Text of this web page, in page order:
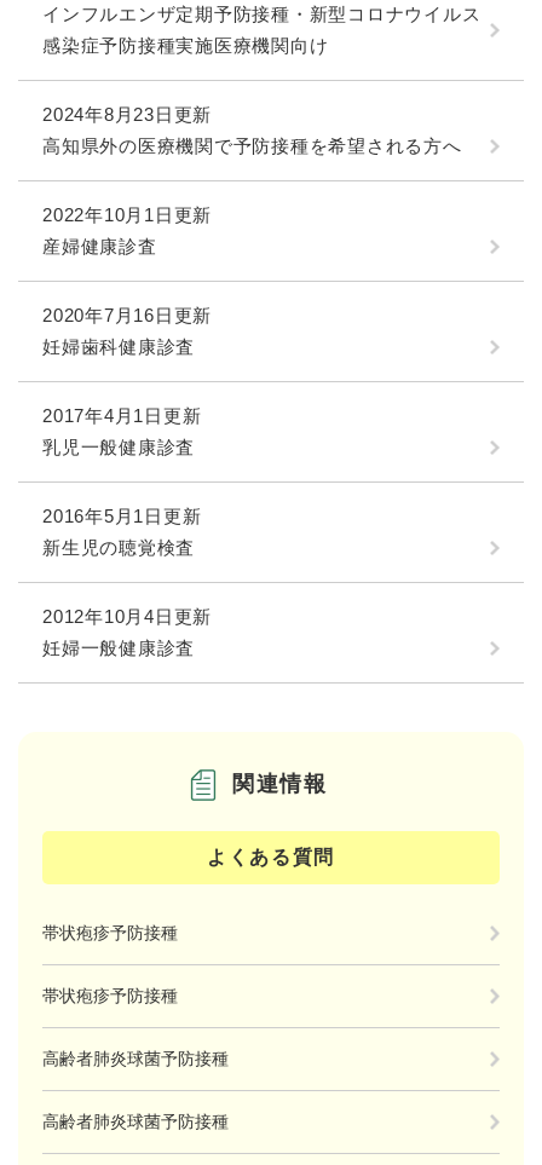
インフルエンザ定期予防接種・新型コロナウイルス
感染症予防接種実施医療機関向け
2024年8月23日更新
高知県外の医療機関で予防接種を希望される方へ
2022年10月1日更新
産婦健康診査
2020年7月16日更新
妊婦歯科健康診査
2017年4月1日更新
乳児一般健康診査
2016年5月1日更新
新生児の聴覚検査
2012年10月4日更新
妊婦一般健康診査
関連情報
よくある質問
帯状疱疹予防接種
帯状疱疹予防接種
高齢者肺炎球菌予防接種
高齢者肺炎球菌予防接種